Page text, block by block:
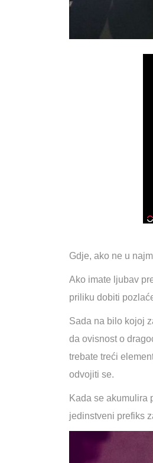
Gdje, ako ne u
Ako imate ljubav
priliku dobiti
Sada na bilo kojoj
da ovisnost o
trebate treći
odvojiti se.
Kada se akumulira
jedinstveni prefiks